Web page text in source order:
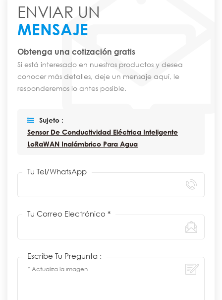
ENVIAR UN
MENSAJE
Obtenga una cotización gratis
Si está interesado en nuestros productos y desea
conocer más detalles, deje un mensaje aquí, le
responderemos lo antes posible.
Sujeto :
Sensor De Conductividad Eléctrica Inteligente
LoRaWAN Inalámbrico Para Agua
Tu Tel/WhatsApp
Tu Correo Electrónico *
Escribe Tu Pregunta :